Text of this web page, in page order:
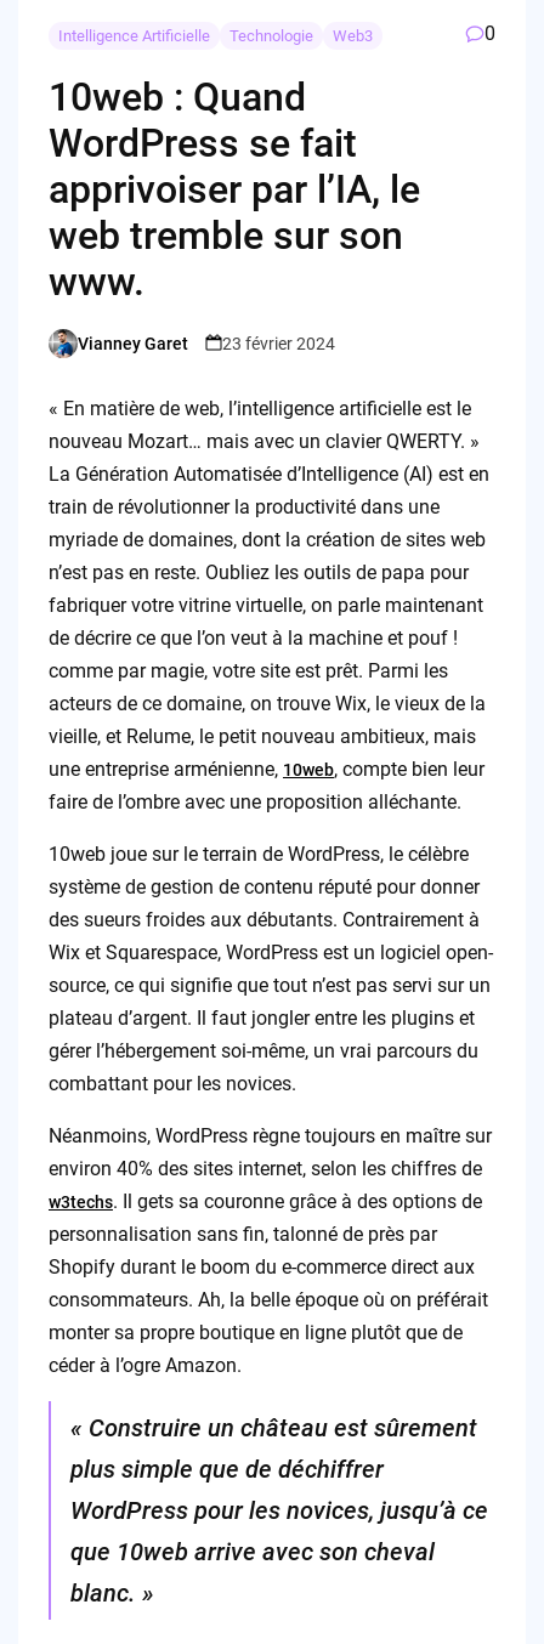
Intelligence Artificielle Technologie Web3 0
10web : Quand
WordPress se fait
apprivoiser par l’IA, le
web tremble sur son
www.
Posted
Vianney Garet 23 février 2024
« En matière de web, l’intelligence artificielle est le
nouveau Mozart… mais avec un clavier QWERTY. »
La Génération Automatisée d’Intelligence (AI) est en
train de révolutionner la productivité dans une
myriade de domaines, dont la création de sites web
n’est pas en reste. Oubliez les outils de papa pour
fabriquer votre vitrine virtuelle, on parle maintenant
de décrire ce que l’on veut à la machine et pouf !
comme par magie, votre site est prêt. Parmi les
acteurs de ce domaine, on trouve Wix, le vieux de la
vieille, et Relume, le petit nouveau ambitieux, mais
une entreprise arménienne, 10web, compte bien leur
faire de l’ombre avec une proposition alléchante.
10web joue sur le terrain de WordPress, le célèbre
système de gestion de contenu réputé pour donner
des sueurs froides aux débutants. Contrairement à
Wix et Squarespace, WordPress est un logiciel open-
source, ce qui signifie que tout n’est pas servi sur un
plateau d’argent. Il faut jongler entre les plugins et
gérer l’hébergement soi-même, un vrai parcours du
combattant pour les novices.
Néanmoins, WordPress règne toujours en maître sur
environ 40% des sites internet, selon les chiffres de
w3techs. Il gets sa couronne grâce à des options de
personnalisation sans fin, talonné de près par
Shopify durant le boom du e-commerce direct aux
consommateurs. Ah, la belle époque où on préférait
monter sa propre boutique en ligne plutôt que de
céder à l’ogre Amazon.
« Construire un château est sûrement
plus simple que de déchiffrer
WordPress pour les novices, jusqu’à ce
que 10web arrive avec son cheval
blanc. »